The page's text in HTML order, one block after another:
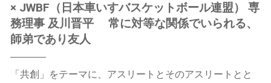
× JWBF（日本車いすバスケットボール連盟） 専
務理事 及川晋平 常に対等な関係でいられる、
師弟であり友人
「共創」をテーマに、アスリートとそのアスリートとと